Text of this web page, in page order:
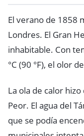
El verano de 1858
Londres. El Gran
inhabitable. Con
°C (90 °F), el olor
La ola de calor hizo
Peor. El agua del
que se podía